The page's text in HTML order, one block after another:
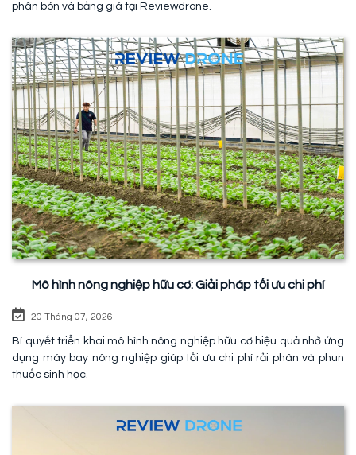
phân bón và bảng giá tại Reviewdrone.
Mô hình nông nghiệp hữu cơ: Giải pháp tối ưu chi phí
20 Tháng 07, 2026
Bí quyết triển khai mô hình nông nghiệp hữu cơ hiệu quả nhờ ứng
dụng máy bay nông nghiệp giúp tối ưu chi phí rải phân và phun
thuốc sinh học.